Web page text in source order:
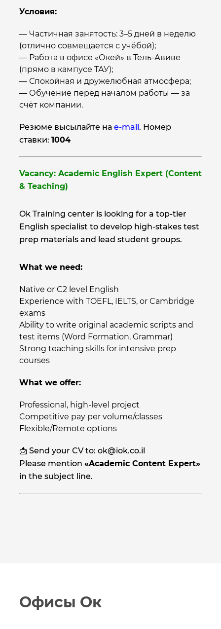
Условия:
— Частичная занятость: 3–5 дней в неделю
(отлично совмещается с учёбой);
— Работа в офисе «Окей» в Тель-Авиве
(прямо в кампусе ТАУ);
— Спокойная и дружелюбная атмосфера;
— Обучение перед началом работы — за
счёт компании.
Резюме высылайте на e-mail. Номер
ставки: 1004
Vacancy: Academic English Expert (Content
& Teaching)
Ok Training center is looking for a top-tier
English specialist to develop high-stakes test
prep materials and lead student groups.
What we need:
Native or C2 level English
Experience with TOEFL, IELTS, or Cambridge
exams
Ability to write original academic scripts and
test items (Word Formation, Grammar)
Strong teaching skills for intensive prep
courses
What we offer:
Professional, high-level project
Competitive pay per volume/classes
Flexible/Remote options
📩 Send your CV to: ok@iok.co.il
Please mention «Academic Content Expert»
in the subject line.
Офисы Ок